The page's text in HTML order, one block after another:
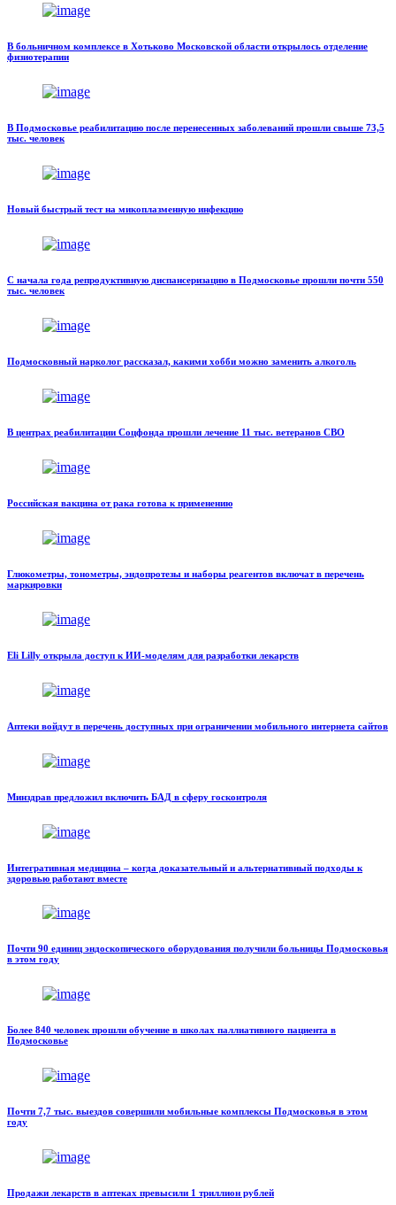
В больничном комплексе в Хотьково Московской области открылось отделение
физиотерапии
В Подмосковье реабилитацию после перенесенных заболеваний прошли свыше 73,5
тыс. человек
Новый быстрый тест на микоплазменную инфекцию
С начала года репродуктивную диспансеризацию в Подмосковье прошли почти 550
тыс. человек
Подмосковный нарколог рассказал, какими хобби можно заменить алкоголь
В центрах реабилитации Соцфонда прошли лечение 11 тыс. ветеранов СВО
Российская вакцина от рака готова к применению
Глюкометры, тонометры, эндопротезы и наборы реагентов включат в перечень
маркировки
Eli Lilly открыла доступ к ИИ-моделям для разработки лекарств
Аптеки войдут в перечень доступных при ограничении мобильного интернета сайтов
Минздрав предложил включить БАД в сферу госконтроля
Интегративная медицина – когда доказательный и альтернативный подходы к
здоровью работают вместе
Почти 90 единиц эндоскопического оборудования получили больницы Подмосковья
в этом году
Более 840 человек прошли обучение в школах паллиативного пациента в
Подмосковье
Почти 7,7 тыс. выездов совершили мобильные комплексы Подмосковья в этом
году
Продажи лекарств в аптеках превысили 1 триллион рублей